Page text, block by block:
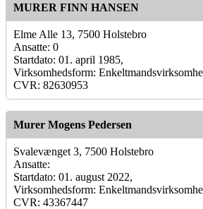
MURER FINN HANSEN
Elme Alle 13, 7500 Holstebro
Ansatte: 0
Startdato: 01. april 1985,
Virksomhedsform:
CVR: 82630953
Murer Mogens Pedersen
Svalevænget 3, 7500 Holstebro
Ansatte:
Startdato: 01. august 2022,
Virksomhedsform:
CVR: 43367447